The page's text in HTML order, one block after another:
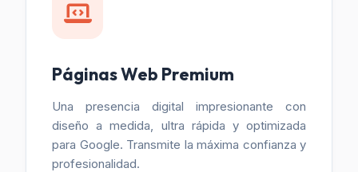
Páginas Web Premium
Una presencia digital impresionante con
diseño a medida, ultra rápida y optimizada
para Google. Transmite la máxima confianza y
profesionalidad.